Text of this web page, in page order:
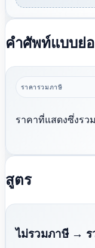
คำศัพท์แบบย่อ
ราคารวมภาษี
ราคาที่แสดงซึ่งรว
สูตร
ไม่รวมภาษี → ร